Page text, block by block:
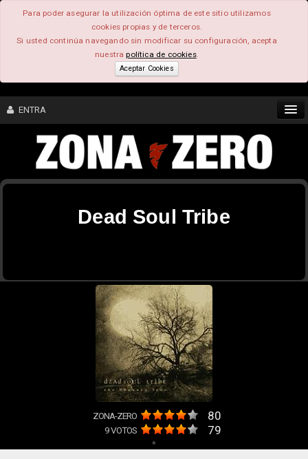
Para poder asegurar la utilización óptima de este sitio utilizamos
cookies propias y de terceros.
Si usted continúa navegando sin modificar su configuración, acepta
nuestrapolítica de cookies.
Aceptar Cookies
ENTRA
CONTENIDO
Dead Soul Tribe
ZONA-ZERO 80
9VOTOS 79
+